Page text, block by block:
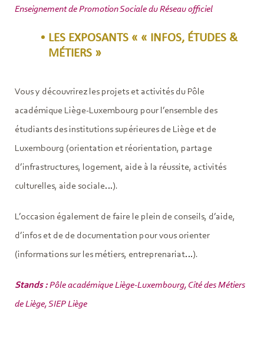
Enseignement de Promotion Sociale du Réseau officiel
LES EXPOSANTS « « INFOS, ÉTUDES &
MÉTIERS »
Vous y découvrirez les projets et activités du Pôle
académique Liège-Luxembourg pour l’ensemble des
étudiants des institutions supérieures de Liège et de
Luxembourg (orientation et réorientation, partage
d’infrastructures, logement, aide à la réussite, activités
culturelles, aide sociale…).
L’occasion également de faire le plein de conseils, d’aide,
d’infos et de de documentation pour vous orienter
(informations sur les métiers, entreprenariat…).
Stands :Pôle académique Liège-Luxembourg, Cité des Métiers
de Liège, SIEP Liège